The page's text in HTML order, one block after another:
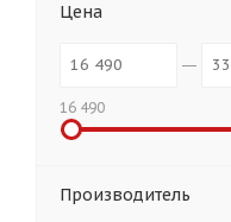
Цена
16 490
Производитель